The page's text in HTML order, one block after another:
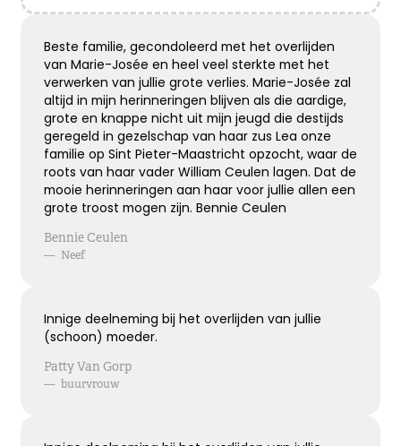
Beste familie, gecondoleerd met het overlijden
van Marie-Josée en heel veel sterkte met het
verwerken van jullie grote verlies. Marie-Josée zal
altijd in mijn herinneringen blijven als die aardige,
grote en knappe nicht uit mijn jeugd die destijds
geregeld in gezelschap van haar zus Lea onze
familie op Sint Pieter-Maastricht opzocht, waar de
roots van haar vader William Ceulen lagen. Dat de
mooie herinneringen aan haar voor jullie allen een
grote troost mogen zijn. Bennie Ceulen
Bennie Ceulen
— Neef
Innige deelneming bij het overlijden van jullie
(schoon) moeder.
Patty Van Gorp
— buurvrouw
Bijzonder persoon gemist
De wereld mist een heel bijzonder iemand.
Een dierbaar, geliefd persoon.
Uniek en onvervangbaar.
Veel sterkte toegewenst!
Kies dit gedicht
Broosheid van het leven
We beseffen nu meer dan ooit,